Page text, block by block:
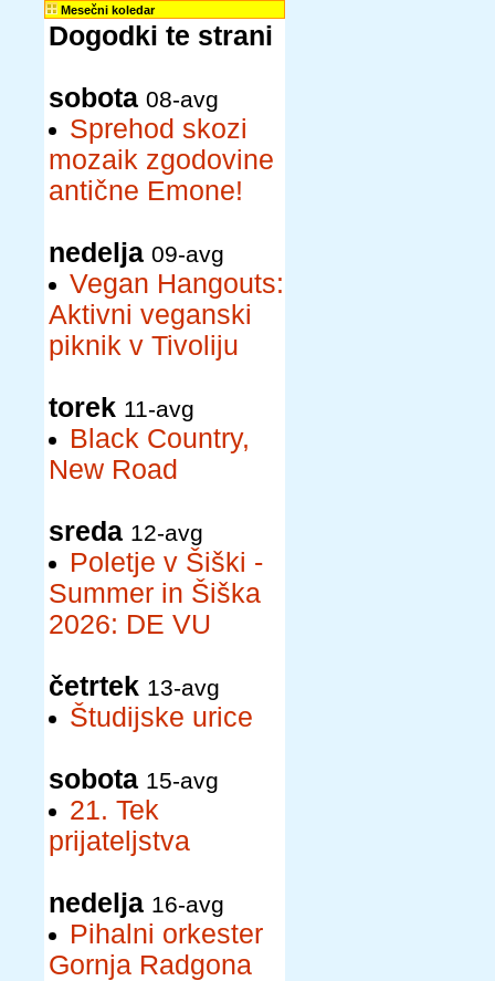
Mesečni koledar
Dogodki te strani
sobota 08-avg
Sprehod skozi
mozaik zgodovine
antične Emone!
nedelja 09-avg
Vegan Hangouts:
Aktivni veganski
piknik v Tivoliju
torek 11-avg
Black Country,
New Road
sreda 12-avg
Poletje v Šiški -
Summer in Šiška
2026: DE VU
četrtek 13-avg
Študijske urice
sobota 15-avg
21. Tek
prijateljstva
nedelja 16-avg
Pihalni orkester
Gornja Radgona